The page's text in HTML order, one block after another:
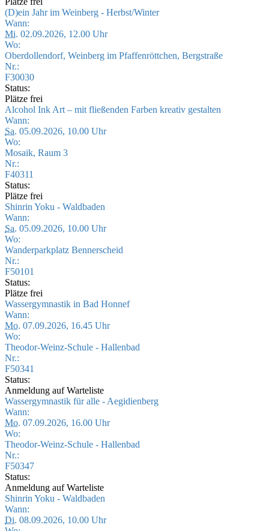
(D)ein Jahr im Weinberg - Herbst/Winter
Wann:
Mi. 02.09.2026, 12.00 Uhr
Wo:
Oberdollendorf, Weinberg im Pfaffenröttchen, Bergstraße
Nr.:
F30030
Status:
Plätze frei
Alcohol Ink Art – mit fließenden Farben kreativ gestalten
Wann:
Sa. 05.09.2026, 10.00 Uhr
Wo:
Mosaik, Raum 3
Nr.:
F40311
Status:
Plätze frei
Shinrin Yoku - Waldbaden
Wann:
Sa. 05.09.2026, 10.00 Uhr
Wo:
Wanderparkplatz Bennerscheid
Nr.:
F50101
Status:
Plätze frei
Wassergymnastik in Bad Honnef
Wann:
Mo. 07.09.2026, 16.45 Uhr
Wo:
Theodor-Weinz-Schule - Hallenbad
Nr.:
F50341
Status:
Anmeldung auf Warteliste
Wassergymnastik für alle - Aegidienberg
Wann:
Mo. 07.09.2026, 16.00 Uhr
Wo:
Theodor-Weinz-Schule - Hallenbad
Nr.:
F50347
Status:
Anmeldung auf Warteliste
Shinrin Yoku - Waldbaden
Wann:
Di. 08.09.2026, 10.00 Uhr